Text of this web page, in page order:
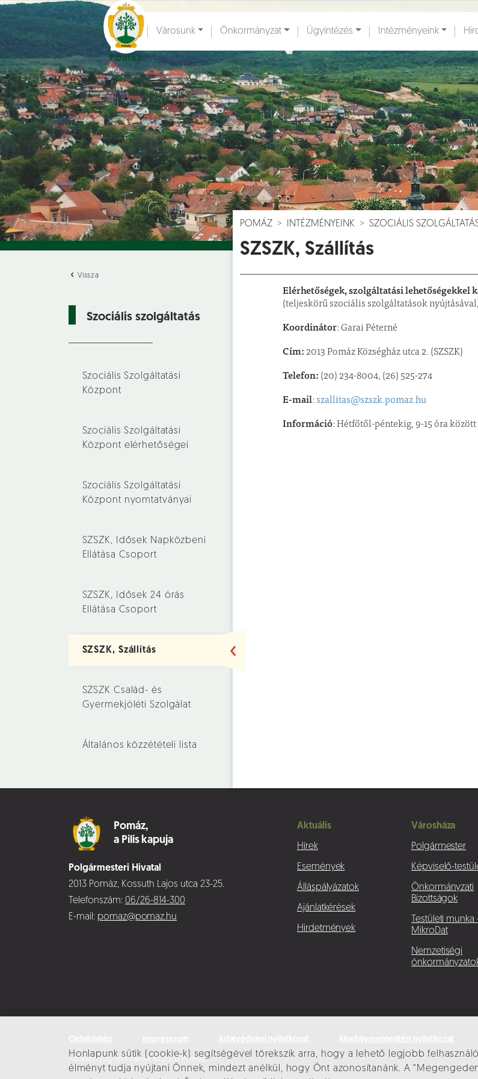
Honlapunk sütik (cookie-k) segítségével törekszik arra, hogy a lehető legjobb
élményt tudja nyújtani Önnek, mindezt anélkül, hogy Önt azonosítanánk. A
Pomáz
Ugrás a fő tartalomhoz
Városunk Önkormányzat Ügyintézés Intézményeink
Vissza
Szociális szolgáltatás
Szociális Szolgáltatási
Központ
Szociális Szolgáltatási
Központ elérhetőségei
Szociális Szolgáltatási
Központ nyomtatványai
SZSZK, Idősek Napközbeni
Ellátása Csoport
SZSZK, Idősek 24 órás
Ellátása Csoport
SZSZK, Szállítás
SZSZK Család- és
Gyermekjóléti Szolgálat
Általános közzétételi lista
POMÁZ INTÉZMÉNYEINK SZOCIÁLIS
SZSZK, Szállítás
Elérhetőségek, szolgáltatási lehetőségekkel
(teljeskörű szociális szolgáltatások
Koordinátor: Garai Péterné
Cím: 2013 Pomáz Községház utca 2. (SZSZK)
Telefon: (20) 234-8004, (26) 525-274
E-mail: szallitas@szszk.pomaz.hu
Információ: Hétfőtől-péntekig, 9-15 óra között
Pomáz,
a Pilis kapuja
Polgármesteri Hivatal
2013 Pomáz, Kossuth Lajos utca 23-25.
Telefonszám: 06/26-814-300
E-mail: pomaz@pomaz.hu
Aktuális
Hírek
Események
Álláspályázatok
Ajánlatkérések
Hirdetmények
Városháza
Polgármester
Képviselő-
Önkormányzati
Bizottságok
Testületi munka
MikroDat
Nemzetiségi
Minden jog fenntartva © 2026 Pomáz
Hírek [] Események [ ]